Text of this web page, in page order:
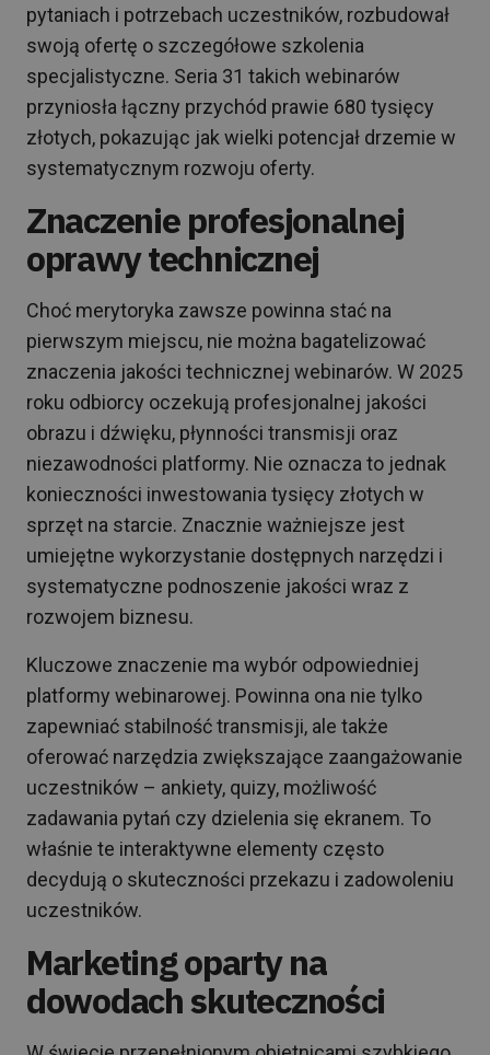
pytaniach i potrzebach uczestników, rozbudował
swoją ofertę o szczegółowe szkolenia
specjalistyczne. Seria 31 takich webinarów
przyniosła łączny przychód prawie 680 tysięcy
złotych, pokazując jak wielki potencjał drzemie w
systematycznym rozwoju oferty.
Znaczenie profesjonalnej
oprawy technicznej
Choć merytoryka zawsze powinna stać na
pierwszym miejscu, nie można bagatelizować
znaczenia jakości technicznej webinarów. W 2025
roku odbiorcy oczekują profesjonalnej jakości
obrazu i dźwięku, płynności transmisji oraz
niezawodności platformy. Nie oznacza to jednak
konieczności inwestowania tysięcy złotych w
sprzęt na starcie. Znacznie ważniejsze jest
umiejętne wykorzystanie dostępnych narzędzi i
systematyczne podnoszenie jakości wraz z
rozwojem biznesu.
Kluczowe znaczenie ma wybór odpowiedniej
platformy webinarowej. Powinna ona nie tylko
zapewniać stabilność transmisji, ale także
oferować narzędzia zwiększające zaangażowanie
uczestników – ankiety, quizy, możliwość
zadawania pytań czy dzielenia się ekranem. To
właśnie te interaktywne elementy często
decydują o skuteczności przekazu i zadowoleniu
uczestników.
Marketing oparty na
dowodach skuteczności